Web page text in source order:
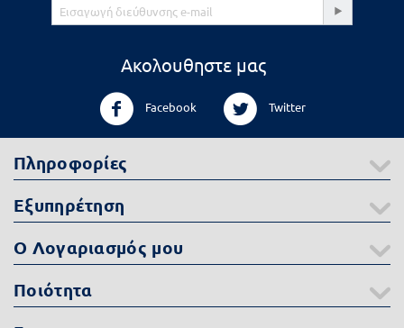
Ακολουθηστε μας
Facebook Twitter
Πληροφορίες
Εξυπηρέτηση
Ο Λογαριασμός μου
Ποιότητα